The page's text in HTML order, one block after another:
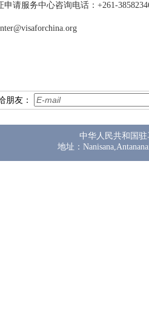
请服务中心咨询电话：+261-
朋友：
中华人民共和国
地址：